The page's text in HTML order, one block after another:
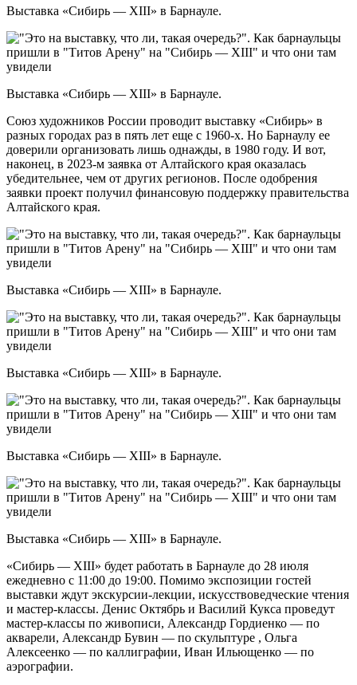
Выставка «Сибирь — XIII» в Барнауле.
Выставка «Сибирь — XIII» в Барнауле.
Союз художников России проводит выставку «Сибирь» в
разных городах раз в пять лет еще с 1960-х. Но Барнаулу ее
доверили организовать лишь однажды, в 1980 году. И вот,
наконец, в 2023-м заявка от Алтайского края оказалась
убедительнее, чем от других регионов. После одобрения
заявки проект получил финансовую поддержку правительства
Алтайского края.
Выставка «Сибирь — XIII» в Барнауле.
Выставка «Сибирь — XIII» в Барнауле.
Выставка «Сибирь — XIII» в Барнауле.
Выставка «Сибирь — XIII» в Барнауле.
«Сибирь — XIII» будет работать в Барнауле до 28 июля
ежедневно с 11:00 до 19:00. Помимо экспозиции гостей
выставки ждут экскурсии-лекции, искусствоведческие чтения
и мастер-классы. Денис Октябрь и Василий Кукса проведут
мастер-классы по живописи, Александр Гордиенко — по
акварели, Александр Бувин — по скульптуре , Ольга
Алексеенко — по каллиграфии, Иван Ильющенко — по
аэрографии.